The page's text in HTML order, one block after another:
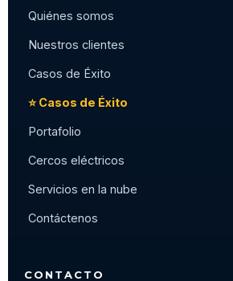
Quiénes somos
Nuestros clientes
Casos de Éxito
⭐ Casos de Éxito
Portafolio
Cercos eléctricos
Servicios en la nube
Contáctenos
CONTACTO